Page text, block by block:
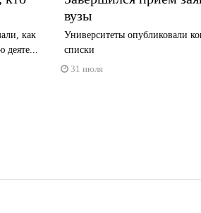
как
деяте...
вузы
Университеты опубликовали
списки
31 июля